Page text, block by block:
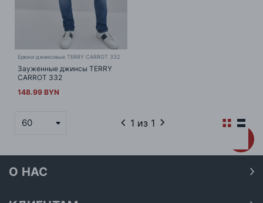
Брюки джинсовые TERRY CARROT 332
Зауженные джинсы TERRY
CARROT 332
148.99 BYN
60 1 из 1
О НАС